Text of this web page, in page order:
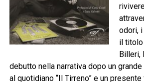
odori,
il titolo
Billeri,
debutto nella narrativa dopo un
al quotidiano “Il Tirreno” e un